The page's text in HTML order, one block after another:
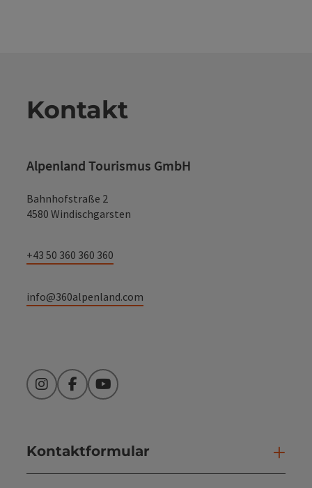
Kontakt
Alpenland Tourismus GmbH
Bahnhofstraße 2
4580 Windischgarsten
+43 50 360 360 360
info@360alpenland.com
InstagramFacebookYouTube
Kontaktformular